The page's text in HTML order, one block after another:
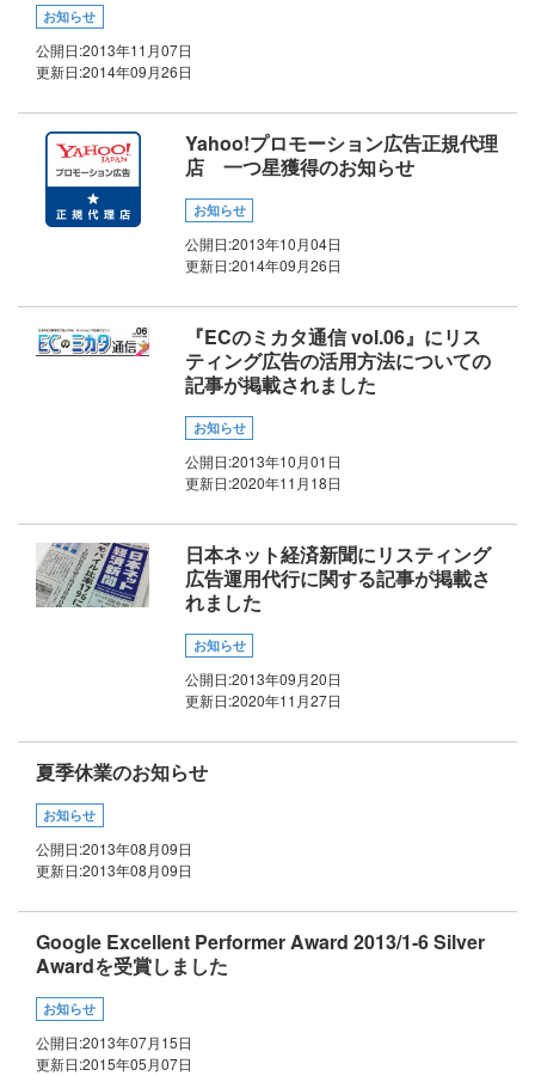
お知らせ
公開日:2013年11月07日
更新日:2014年09月26日
Yahoo!プロモーション広告正規代理
店 一つ星獲得のお知らせ
お知らせ
公開日:2013年10月04日
更新日:2014年09月26日
『ECのミカタ通信 vol.06』にリス
ティング広告の活用方法についての
記事が掲載されました
お知らせ
公開日:2013年10月01日
更新日:2020年11月18日
日本ネット経済新聞にリスティング
広告運用代行に関する記事が掲載さ
れました
お知らせ
公開日:2013年09月20日
更新日:2020年11月27日
夏季休業のお知らせ
お知らせ
公開日:2013年08月09日
更新日:2013年08月09日
Google Excellent Performer Award 2013/1-6 Silver
Awardを受賞しました
お知らせ
公開日:2013年07月15日
更新日:2015年05月07日